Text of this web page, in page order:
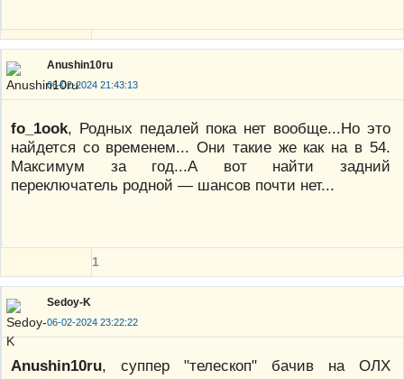
Anushin10ru
06-02-2024 21:43:13
fo_1ook, Родных педалей пока нет вообще...Но это
найдется со временем... Они такие же как на в 54.
Максимум за год...А вот найти задний
переключатель родной — шансов почти нет...
1
Sedoy-K
06-02-2024 23:22:22
Anushin10ru, суппер "телескоп" бачив на ОЛХ